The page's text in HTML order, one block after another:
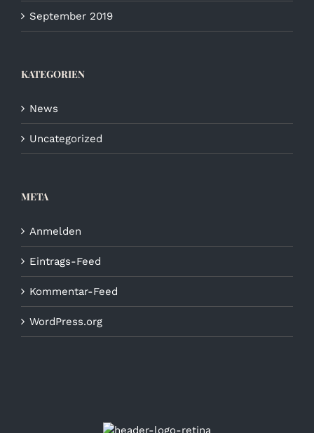
September 2019
KATEGORIEN
News
Uncategorized
META
Anmelden
Eintrags-Feed
Kommentar-Feed
WordPress.org